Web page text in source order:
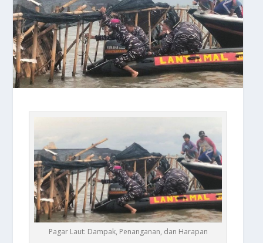
Pagar Laut: Dampak, Penanganan, dan Harapan